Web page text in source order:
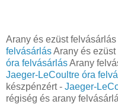
Arany és ezüst felvásárlás
felvásárlásArany és
óra felvásárlásArany
Jaeger-LeCoultre óra
készpénzért - Jaeger-
régiség és arany